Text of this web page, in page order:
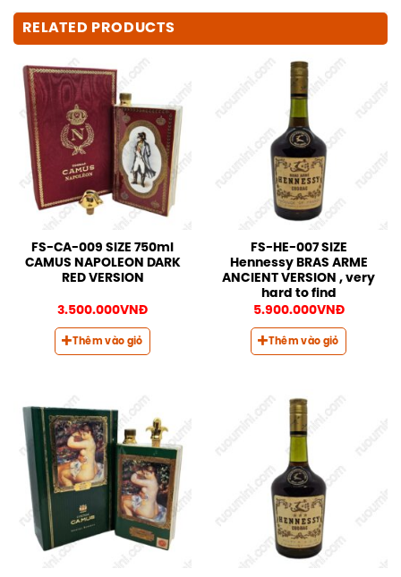
RELATED PRODUCTS
FS-CA-009 SIZE 750ml
CAMUS NAPOLEON DARK
RED VERSION
3.500.000VNĐ
Thêm vào giỏ
FS-HE-007 SIZE
Hennessy BRAS ARME
ANCIENT VERSION , very
hard to find
5.900.000VNĐ
Thêm vào giỏ